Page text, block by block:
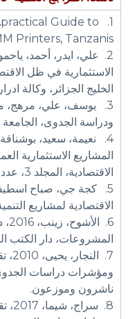
Guide to
Printers, Tanzanis.
الاستثمارية في ظل
الخليج الجزائر، وكالة
ودراسة الجدوى، الجامعة
المشاريع الاستثمارية
الاقتصادية، المجلد 3، عدد 2.
الاقتصادية لمشاريع
6.
المشروعات، دار الكتب
7.
ومؤشرات دراسات
ناشرون وموزعون.
8.